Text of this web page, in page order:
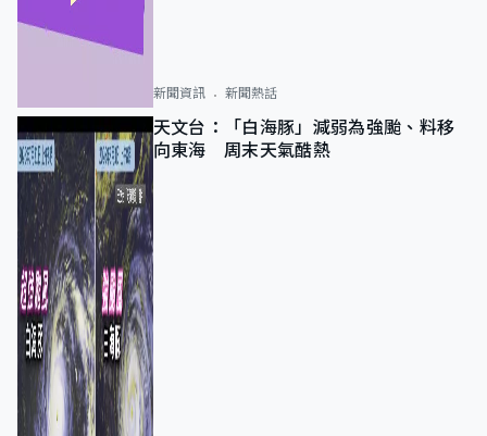
新聞資訊 新聞熱話
天文台：「白海豚」減弱為強颱、料移
向東海 周末天氣酷熱